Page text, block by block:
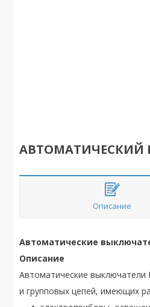
АВТОМАТИЧЕСКИЙ
Описание
Автоматические
Описание
Автоматические
и групповых цепей, имеющих